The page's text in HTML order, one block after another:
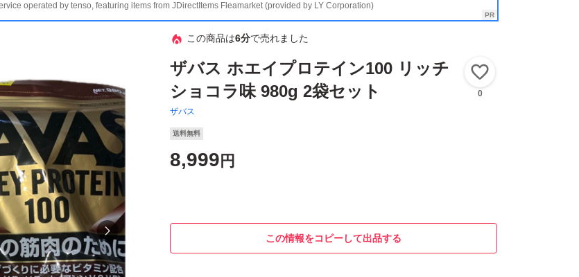
operated by tenso, featuring items from JDirectItems Fleamarket (provided by LY Corporation)
この商品は6分で売れました
ザバス ホエイプロテイン100 リッチ
ショコラ味 980g 2袋セット
ザバス
0
送料無料
8,999 円
この情報をコピーして出品する